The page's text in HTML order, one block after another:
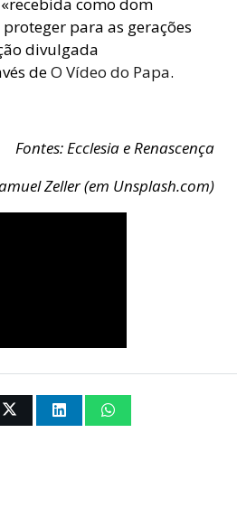
como dom
para as gerações
divulgada
deO Vídeo do Papa.
Fontes: Ecclesia e Renascença
Zeller (em Unsplash.com)